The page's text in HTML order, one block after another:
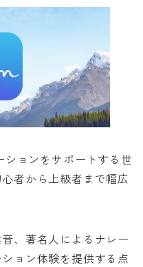
ョンをサポートする世
者から上級者まで幅広
、著名人によるナレー
ョン体験を提供する点